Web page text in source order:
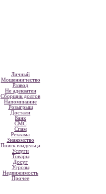
Личный
Мошенничество
Развод
Не адекватен
Сборщик долгов
Напоминание
Розыгрыш
Достали
Банк
СМС
Спам
Реклама
Знакомство
Поиск владельца
Услуги
Товары
Досуг
Угрозы
Недвижимость
Прочее